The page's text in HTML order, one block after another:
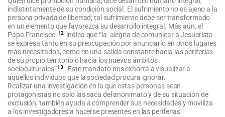
indistintamente de su condición social. El sufrimiento no es ajeno a la
persona privada de libertad; tal sufrimiento debe ser transformado
en un elemento que favorezca su desarrollo integral. Más aún, el
Papa Francisco 12 indica que “la alegría de comunicar a Jesucristo
se expresa tanto en su preocupación por anunciarlo en otros lugares
más necesitados, como en una salida constante hacia las periferias
de su propio territorio o hacia los nuevos ámbitos
socioculturales”13 . Este mandato nos exhorta a visualizar a
aquellos individuos que la sociedad procura ignorar.
Realizar una investigación en la que estas personas sean
protagonistas no solo las saca del anonimato y de su situación de
exclusión, también ayuda a comprender sus necesidades y moviliza
a los investigadores a hacerse presentes en las periferias